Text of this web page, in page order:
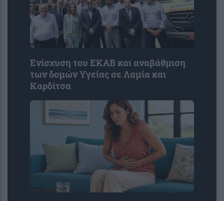
Ενίσχυση του ΕΚΑΒ και αναβάθμιση
των δομών Υγείας σε Λαμία και
Καρδίτσα